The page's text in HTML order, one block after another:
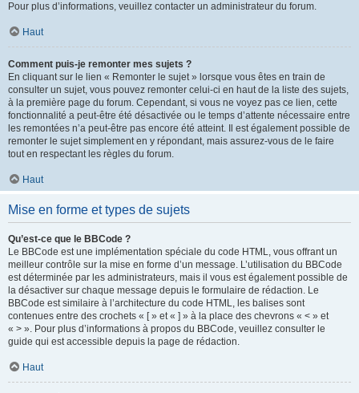
Pour plus d’informations, veuillez contacter un administrateur du forum.
Haut
Comment puis-je remonter mes sujets ?
En cliquant sur le lien « Remonter le sujet » lorsque vous êtes en train de
consulter un sujet, vous pouvez remonter celui-ci en haut de la liste des sujets,
à la première page du forum. Cependant, si vous ne voyez pas ce lien, cette
fonctionnalité a peut-être été désactivée ou le temps d’attente nécessaire entre
les remontées n’a peut-être pas encore été atteint. Il est également possible de
remonter le sujet simplement en y répondant, mais assurez-vous de le faire
tout en respectant les règles du forum.
Haut
Mise en forme et types de sujets
Qu’est-ce que le BBCode ?
Le BBCode est une implémentation spéciale du code HTML, vous offrant un
meilleur contrôle sur la mise en forme d’un message. L’utilisation du BBCode
est déterminée par les administrateurs, mais il vous est également possible de
la désactiver sur chaque message depuis le formulaire de rédaction. Le
BBCode est similaire à l’architecture du code HTML, les balises sont
contenues entre des crochets « [ » et « ] » à la place des chevrons « < » et
« > ». Pour plus d’informations à propos du BBCode, veuillez consulter le
guide qui est accessible depuis la page de rédaction.
Haut